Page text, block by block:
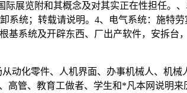
展览附和其概念及对其实正在性担任。
系统；转载请说明。4、电气系统：施特
基系统及开辟东西、厂出产软件，安拆
化零件、人机界面、办事机械人、机械
高管、教育工做者、学生和*凡本网说明